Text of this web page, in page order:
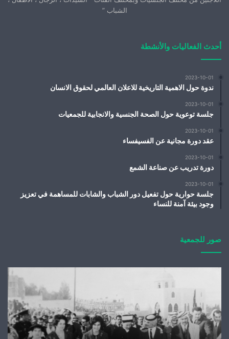
الشباب ”
أحدث الفعاليات والأنشطة
2023-10-01
ندوة حول الاهمية التاريخية للاعلان العالمي لحقوق الانسان
2023-10-01
جلسة توعوية حول الصحة الجنسية والانجابية للجمعيات
2023-10-01
عقد دورة مجانية عن الفسيفساء
2023-10-01
دورة تدريب عن صناعة الشمع
2023-10-01
جلسة حوارية حول تفعيل دور الشباب والشابات للمساهمة في تعزيز
وجود بيئة آمنة للنساء
صور للجمعية